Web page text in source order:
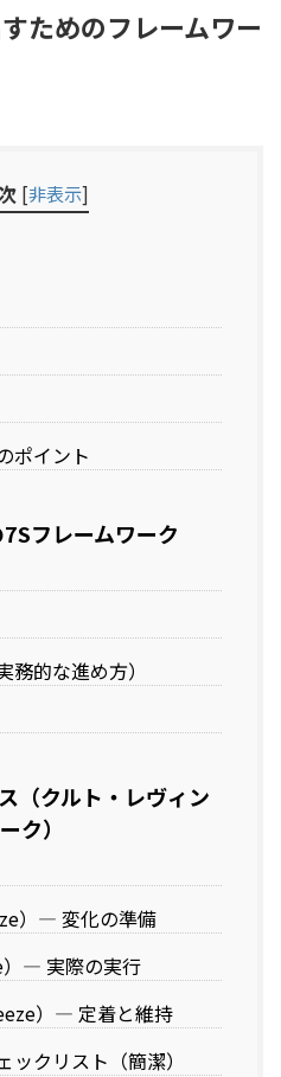
ためのフレームワー
[非表示]
ポイント
フレームワーク
務的な進め方）
（クルト・レヴィン
ク）
）— 変化の準備
）— 実際の実行
）— 定着と維持
ックリスト（簡潔）